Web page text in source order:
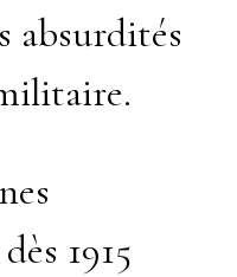
absurdités
1915